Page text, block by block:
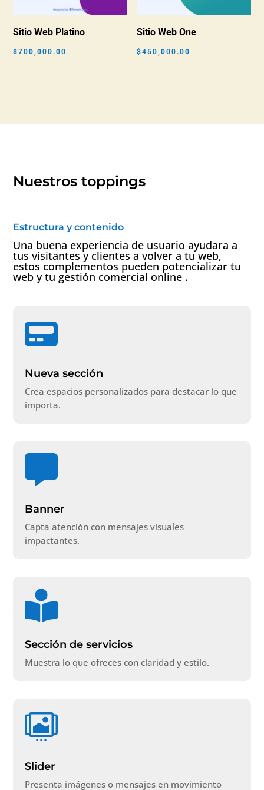
Sitio Web Platino
$700,000.00
Sitio Web One
$450,000.00
Nuestros toppings
Estructura y contenido
Una buena experiencia de usuario ayudara a
tus visitantes y clientes a volver a tu web,
estos complementos pueden potencializar tu
web y tu gestión comercial online .

Nueva sección
Crea espacios personalizados para destacar lo que
importa.

Banner
Capta atención con mensajes visuales
impactantes.

Sección de servicios
Muestra lo que ofreces con claridad y estilo.

Slider
Presenta imágenes o mensajes en movimiento